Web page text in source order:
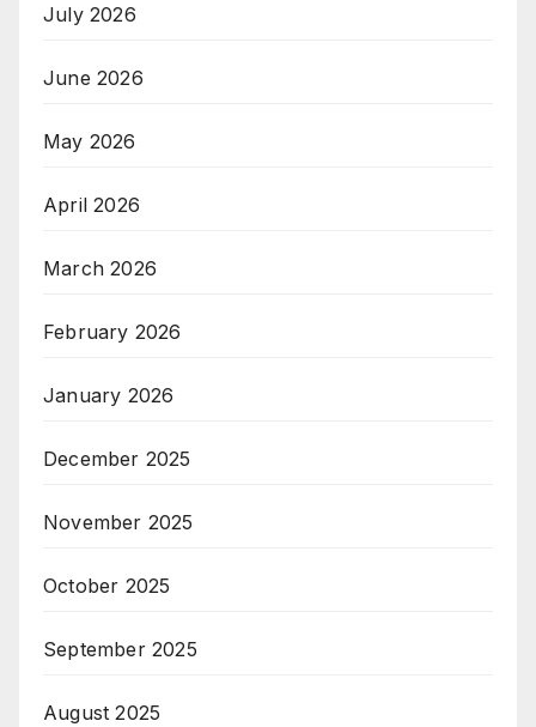
July 2026
June 2026
May 2026
April 2026
March 2026
February 2026
January 2026
December 2025
November 2025
October 2025
September 2025
August 2025